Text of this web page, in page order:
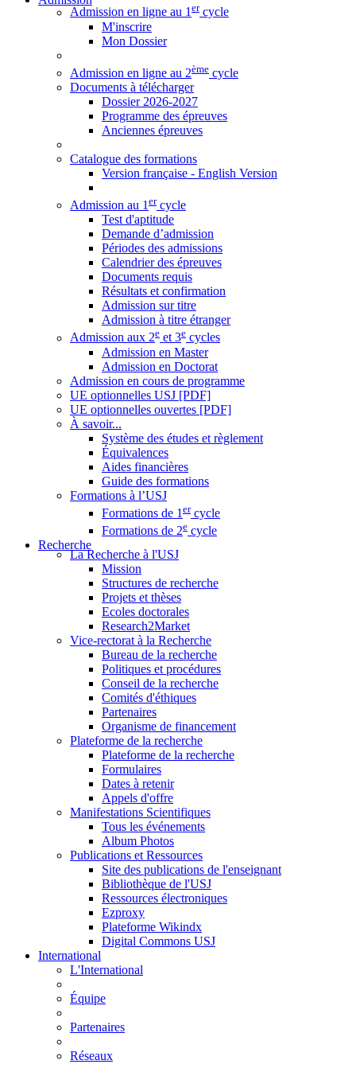
Admission en ligne au 1ercycle
M'inscrire
Mon Dossier
Admission en ligne au 2ème cycle
Documents à télécharger
Dossier 2026-2027
Programme des épreuves
Anciennes épreuves
Catalogue des formations
Version française - English Version
Admission au 1 ercycle
Test d'aptitude
Demande d’admission
Périodes des admissions
Calendrier des épreuves
Documents requis
Résultats et confirmation
Admission sur titre
Admission à titre étranger
Admission aux 2e et 3e cycles
Admission en Master
Admission en Doctorat
Admission en cours de programme
UE optionnelles USJ [PDF]
UE optionnelles ouvertes [PDF]
À savoir...
Système des études et règlement
Équivalences
Aides financières
Guide des formations
Formations à l’USJ
Formations de 1 ercycle
Formations de 2e cycle
Recherche
La Recherche à l'USJ
Mission
Structures de recherche
Projets et thèses
Ecoles doctorales
Research2Market
Vice-rectorat à la Recherche
Bureau de la recherche
Politiques et procédures
Conseil de la recherche
Comités d'éthiques
Partenaires
Organisme de financement
Plateforme de la recherche
Plateforme de la recherche
Formulaires
Dates à retenir
Appels d'offre
Manifestations Scientifiques
Tous les événements
Album Photos
Publications et Ressources
Site des publications de l'enseignant
Bibliothèque de l'USJ
Ressources électroniques
Ezproxy
Plateforme Wikindx
Digital Commons USJ
International
L'International
Équipe
Partenaires
Réseaux